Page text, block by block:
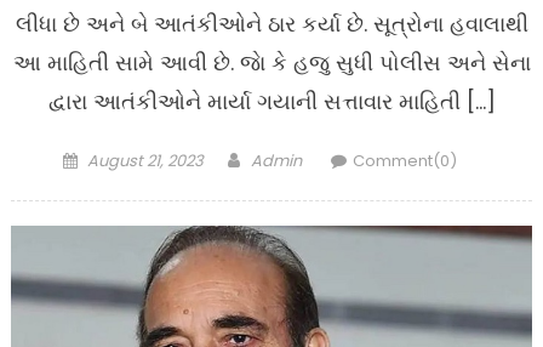
લીધા છે અને બે આતંકીઓને ઠાર કર્યા છે. સૂત્રોના હવાલાથી
આ માહિતી સામે આવી છે. જાે કે હજુ સુધી પોલીસ અને સેના
દ્વારા આતંકીઓને માર્યા ગયાની સત્તાવાર માહિતી […]
Posted
August 21, 2023 Author
Admin Comment(0)